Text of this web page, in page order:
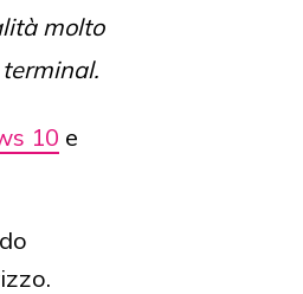
molto
10 e